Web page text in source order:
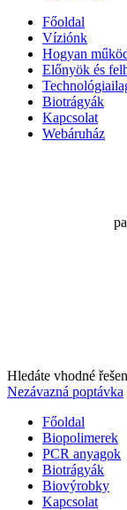
Főoldal
Víziónk
Hogyan
Előnyök és
Biotrágyák
Kapcsolat
Webáruház
Hledáte vhodné
Nezávazná poptávka
Főoldal
Biopolimerek
PCR anyagok
Biotrágyák
Biovýrobky
Kapcsolat